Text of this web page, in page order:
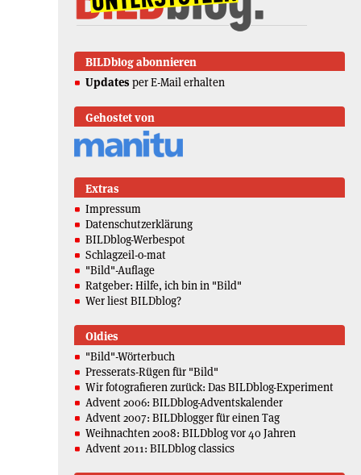
BILDblog abonnieren
Updates per E-Mail erhalten
Gehostet von
Extras
Impressum
Datenschutzerklärung
BILDblog-Werbespot
Schlagzeil-o-mat
"Bild"-Auflage
Ratgeber: Hilfe, ich bin in "Bild"
Wer liest BILDblog?
Oldies
"Bild"-Wörterbuch
Presserats-Rügen für "Bild"
Wir fotografieren zurück: Das BILDblog-Experiment
Advent 2006: BILDblog-Adventskalender
Advent 2007: BILDblogger für einen Tag
Weihnachten 2008: BILDblog vor 40 Jahren
Advent 2011: BILDblog classics